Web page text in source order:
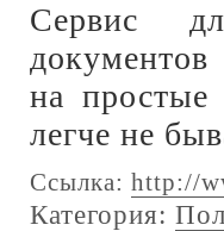
Сервис
на простые
легче не
Ссылка: http://
Категория: